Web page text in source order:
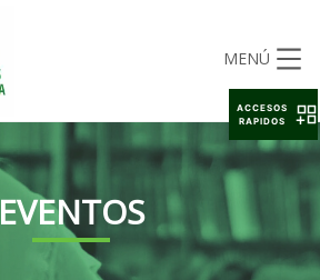
MENÚ
EVENTOS
ACCESOS
RAPIDOS